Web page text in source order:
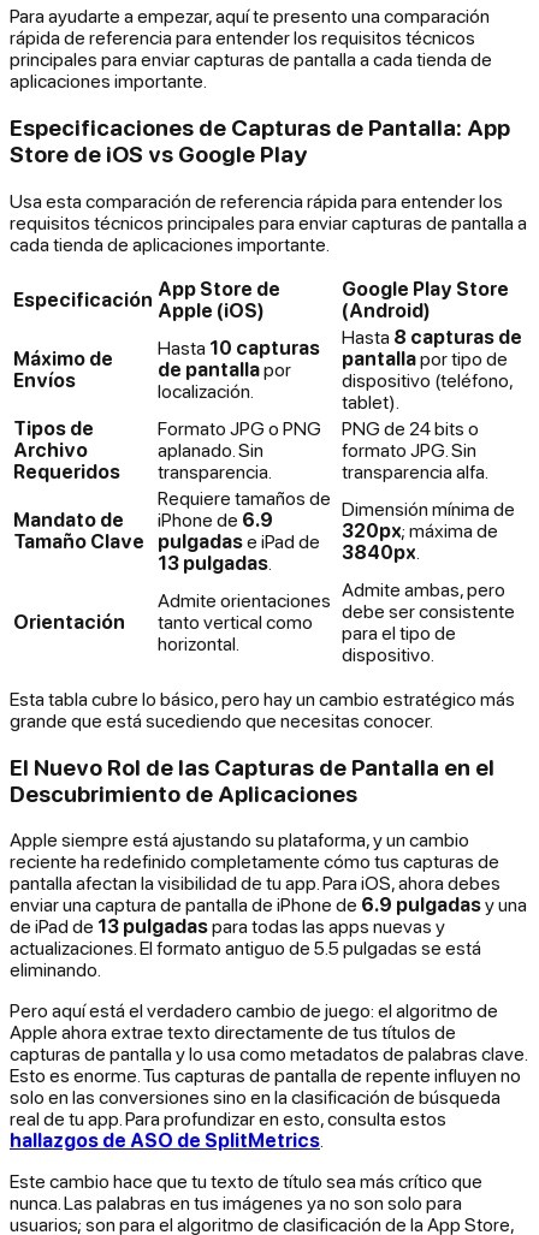
Para ayudarte a empezar, aquí te presento una comparación
rápida de referencia para entender los requisitos técnicos
principales para enviar capturas de pantalla a cada tienda de
aplicaciones importante.
Especificaciones de Capturas de Pantalla: App
Store de iOS vs Google Play
Usa esta comparación de referencia rápida para entender los
requisitos técnicos principales para enviar capturas de pantalla a
cada tienda de aplicaciones importante.
Especificación App Store de
Apple (iOS)
Google Play Store
(Android)
Máximo de
Envíos
Hasta 10 capturas
de pantallapor
localización.
Hasta 8 capturas de
pantallapor tipo de
dispositivo (teléfono,
tablet).
Tipos de
Archivo
Requeridos
Formato JPG o PNG
aplanado. Sin
transparencia.
PNG de 24 bits o
formato JPG. Sin
transparencia alfa.
Mandato de
Tamaño Clave
Requiere tamaños de
iPhone de 6.9
pulgadase iPad de
13 pulgadas
Dimensión mínima de
320px; máxima de
3840px
Orientación
Admite orientaciones
tanto vertical como
horizontal.
Admite ambas, pero
debe ser consistente
para el tipo de
dispositivo.
Esta tabla cubre lo básico, pero hay un cambio estratégico más
grande que está sucediendo que necesitas conocer.
El Nuevo Rol de las Capturas de Pantalla en el
Descubrimiento de Aplicaciones
Apple siempre está ajustando su plataforma, y un cambio
reciente ha redefinido completamente cómo tus capturas de
pantalla afectan la visibilidad de tu app. Para iOS, ahora debes
enviar una captura de pantalla de iPhone de 6.9 pulgadasy una
de iPad de 13 pulgadaspara todas las apps nuevas y
actualizaciones. El formato antiguo de 5.5 pulgadas se está
eliminando.
Pero aquí está el verdadero cambio de juego: el algoritmo de
Apple ahora extrae texto directamente de tus títulos de
capturas de pantalla y lo usa como metadatos de palabras clave.
Esto es enorme. Tus capturas de pantalla de repente influyen no
solo en las conversiones sino en la clasificación de búsqueda
real de tu app. Para profundizar en esto, consulta estos
hallazgos de ASO de SplitMetrics
Este cambio hace que tu texto de título sea más crítico que
nunca. Las palabras en tus imágenes ya no son solo para
usuarios; son para el algoritmo de clasificación de la App Store,